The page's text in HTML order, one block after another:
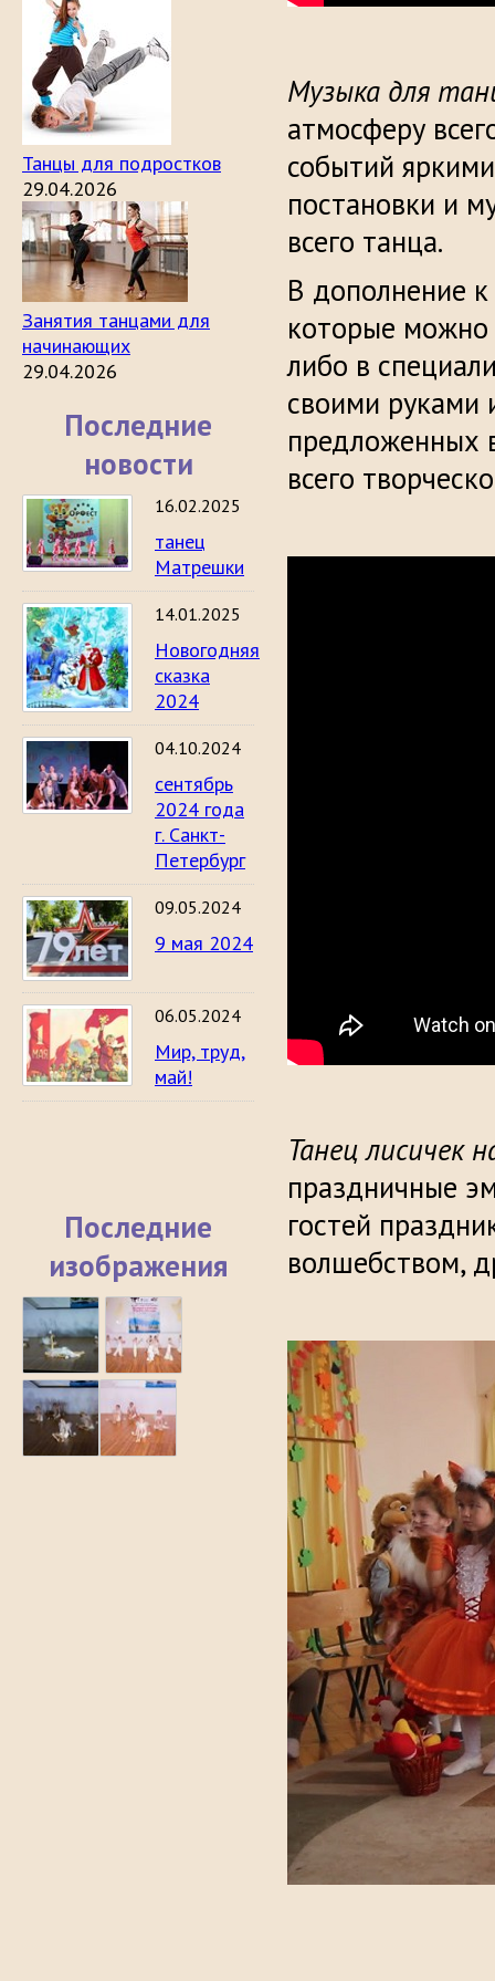
Танцы для подростков
29.04.2026
Занятия танцами для
начинающих
29.04.2026
Последние
новости
16.02.2025
танец
Матрешки
14.01.2025
Новогодняя
сказка
2024
04.10.2024
сентябрь
2024 года
г. Санкт-
Петербург
09.05.2024
9 мая 2024
06.05.2024
Мир, труд,
май!
Последние
изображения
Музыка для
атмосферу
событий
постановки и
всего танца.
В дополнение
которые можно
либо в
своими руками
предложенных
всего
Танец лисичек
праздничные
гостей
волшебством,